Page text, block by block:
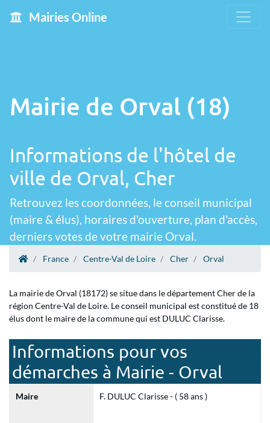
Mairies Online
Mairie de Orval (18)
Informations de l'hôtel de
ville de Orval, Cher
Retrouvez les coordonnées, le conseil municipal
(maire & élus), horaires d'ouverture, plan d'accès,
derniers votes de votre mairie Orval.
France Centre-Val de Loire Cher Orval
La mairie de Orval (18172) se situe dans le département Cher de la
région Centre-Val de Loire. Le conseil municipal est constitué de 18
élus dont le maire de la commune qui est DULUC Clarisse.
Informations pour vos
démarches à Mairie - Orval
Maire F. DULUC Clarisse - ( 58 ans )